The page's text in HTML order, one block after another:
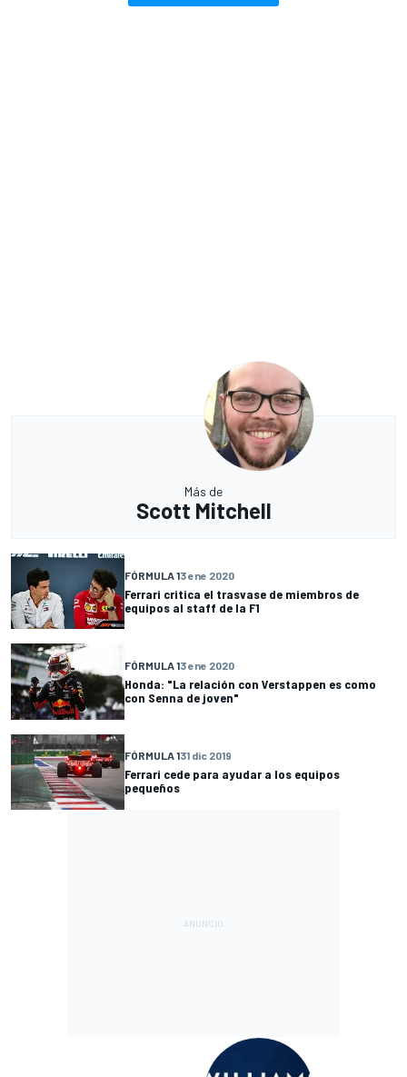
Más de
Scott Mitchell
FÓRMULA 13 ene 2020
Ferrari critica el trasvase de miembros de
equipos al staff de la F1
FÓRMULA 13 ene 2020
Honda: "La relación con Verstappen es como
con Senna de joven"
FÓRMULA 131 dic 2019
Ferrari cede para ayudar a los equipos
pequeños